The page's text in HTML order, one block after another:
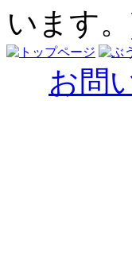
います
お問